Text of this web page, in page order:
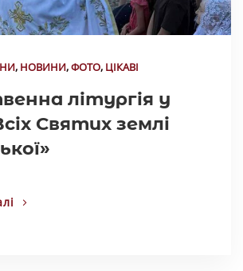
, НОВИНИ,ФОТО, ЦІКАВІ
літургія у
Святих землі